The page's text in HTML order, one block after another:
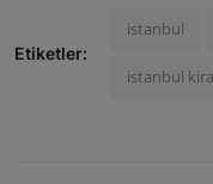
Etiketler:
istanbul
istanbul